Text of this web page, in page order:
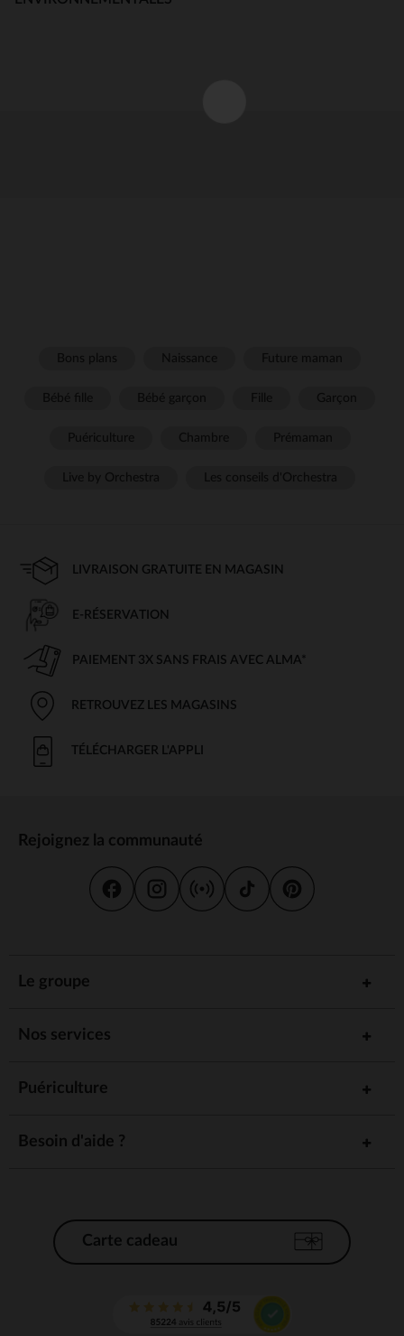
LIVRAISON GRATUITE EN MAGASIN
E-RÉSERVATION
PAIEMENT 3X SANS FRAIS AVEC ALMA*
RETROUVEZ LES MAGASINS
TÉLÉCHARGER L'APPLI
Rejoignez la communauté
Le groupe
Nos services
Puériculture
Besoin d'aide ?
Carte cadeau